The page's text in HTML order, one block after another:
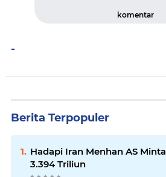
komentar
-
Berita Terpopuler
Hadapi Iran Menhan AS Minta
3.394 Triliun